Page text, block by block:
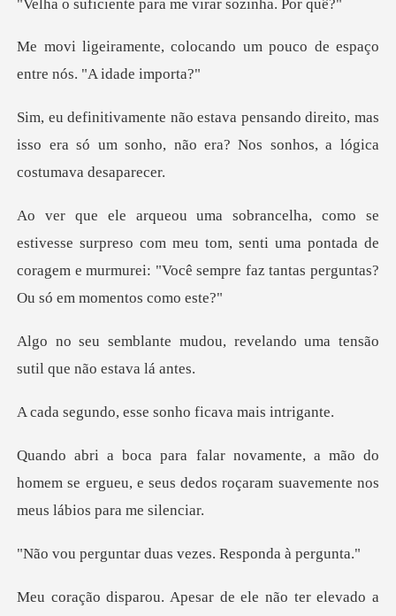
te para me virar
cando um pouco de espaço
e
direito, mas
isso era só um sonho, não era?
preso com meu tom, senti uma pontada de
coragem e murmurei: "
, revelando uma tensão
suti
sse sonho ficava
ão do
homem se ergueu, e seus dedos roçaram
r duas vezes. Res